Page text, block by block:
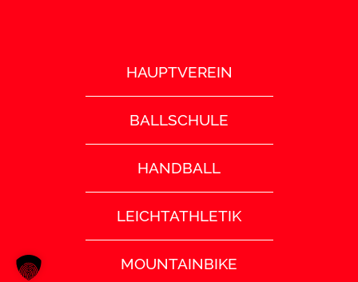
HAUPTVEREIN
BALLSCHULE
HANDBALL
LEICHTATHLETIK
MOUNTAINBIKE